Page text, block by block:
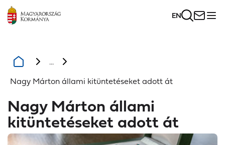
EN
...
Nagy Márton állami kitüntetéseket adott át
Nagy Márton állami
kitüntetéseket adott át